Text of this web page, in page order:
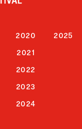
2020
2021
2022
2023
2024
2025